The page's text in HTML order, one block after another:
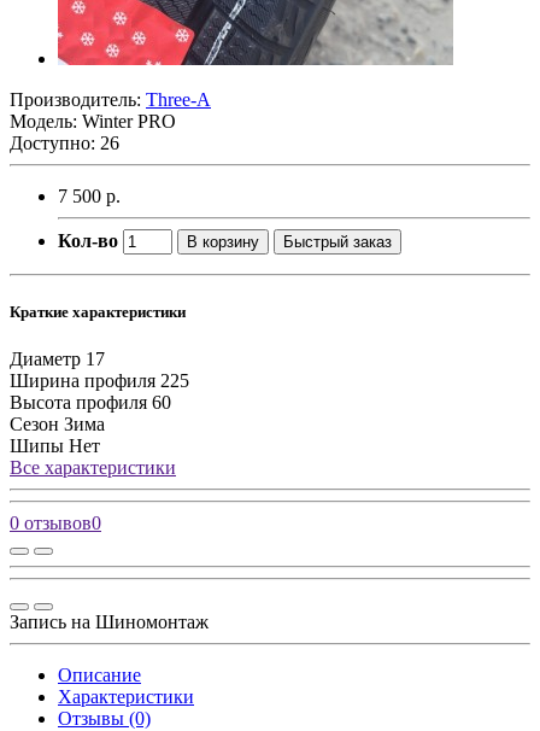
Производитель: Three-A
Модель: Winter PRO
Доступно: 26
7 500 р.
Кол-во В корзину Быстрый заказ
Краткие характеристики
Диаметр 17
Ширина профиля 225
Высота профиля 60
Сезон Зима
Шипы Нет
Все характеристики
0 отзывов0
Запись на Шиномонтаж
Описание
Характеристики
Отзывы (0)